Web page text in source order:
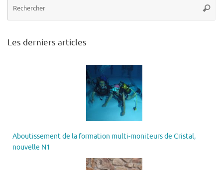
Les derniers articles
Aboutissement de la formation multi-moniteurs de Cristal,
nouvelle N1